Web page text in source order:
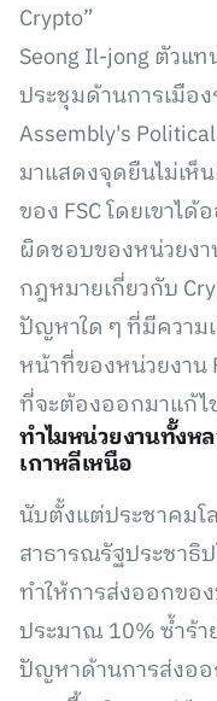
Crypto”
Seong Il-jong ตัวแ
ประชุมด้านการเมือ
Assembly's
มาแสดงจุดยืนไม่เห็
ของ FSC โดยเขาไ
ผิดชอบของหน่วยงา
กฎหมายเกี่ยวกับ
ปัญหาใด ๆ ที่มีความ
หน้าที่ของหน่วยงาน
ที่จะต้องออกมาแก้
ทำไมหน่วยงานทั้งห
เกาหลีเหนือ
นับตั้งแต่ประชาคมโ
สาธารณรัฐประชาธิ
ทำให้การส่งออกขอ
ประมาณ 10% ซ้ำร้า
ปัญหาด้านการส่งออ